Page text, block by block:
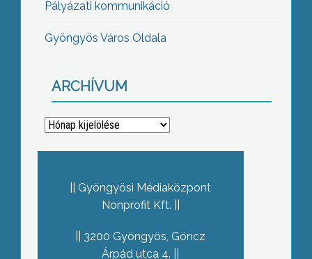
Pályázati kommunikáció
Gyöngyös Város Oldala
ARCHÍVUM
Archívum
Gyöngyösi Médiaközpont
Nonprofit Kft.
3200 Gyöngyös, Göncz
Árpád utca 4.